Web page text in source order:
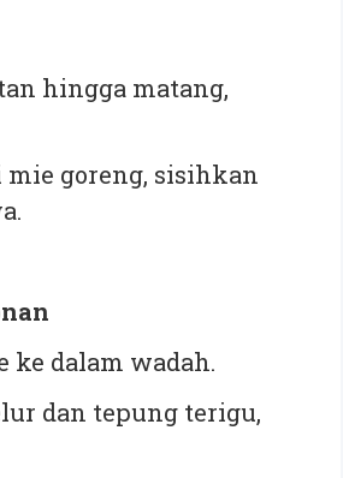
hingga matang,
goreng, sisihkan
ke dalam wadah.
dan tepung terigu,